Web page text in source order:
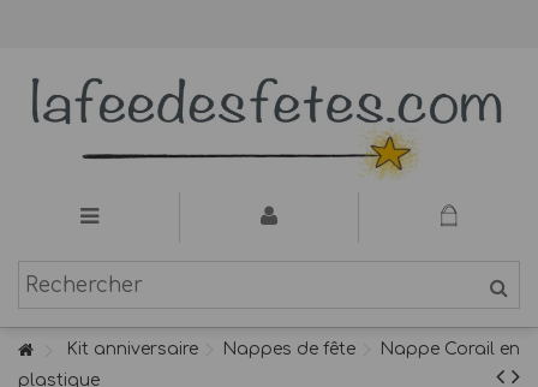
Kit anniversaire Nappes de fête
Nappe Corail en
plastique